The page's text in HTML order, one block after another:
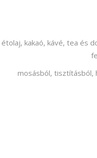
kakaó, kávé, tea
mosásból, tisztításból,